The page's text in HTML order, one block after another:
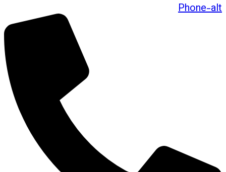
Phone-alt